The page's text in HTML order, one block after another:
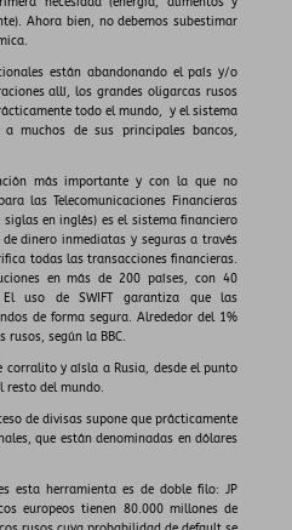
Ahora bien, no debemos subestimar
están abandonando el país y/o
allí, los grandes oligarcas rusos
todo el mundo, y el sistema
muchos de sus principales bancos,
más importante y con la que no
las Telecomunicaciones Financieras
en inglés) es el sistema financiero
dinero inmediatas y seguras a través
todas las transacciones financieras.
en más de 200 países, con 40
uso de SWIFT garantiza que las
de forma segura. Alrededor del 1%
rusos, según la BBC.
corralito y aísla a Rusia, desde el punto
resto del mundo.
de divisas supone que prácticamente
que están denominadas en dólares
esta herramienta es de doble filo: JP
europeos tienen 80.000 millones de